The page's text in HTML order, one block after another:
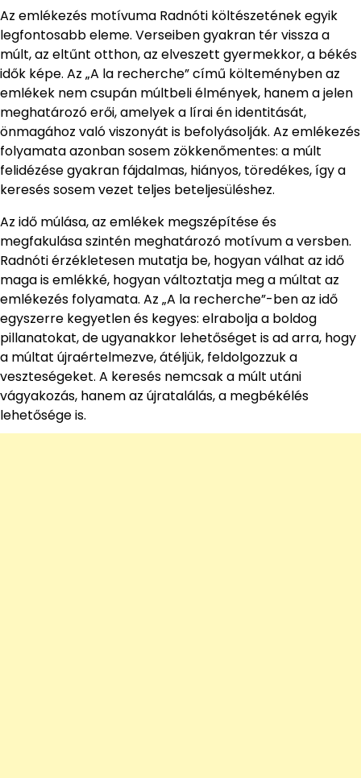
Az emlékezés motívuma Radnóti költészetének egyik
legfontosabb eleme. Verseiben gyakran tér vissza a
múlt, az eltűnt otthon, az elveszett gyermekkor, a békés
idők képe. Az „A la recherche” című költeményben az
emlékek nem csupán múltbeli élmények, hanem a jelen
meghatározó erői, amelyek a lírai én identitását,
önmagához való viszonyát is befolyásolják. Az emlékezés
folyamata azonban sosem zökkenőmentes: a múlt
felidézése gyakran fájdalmas, hiányos, töredékes, így a
keresés sosem vezet teljes beteljesüléshez.
Az idő múlása, az emlékek megszépítése és
megfakulása szintén meghatározó motívum a versben.
Radnóti érzékletesen mutatja be, hogyan válhat az idő
maga is emlékké, hogyan változtatja meg a múltat az
emlékezés folyamata. Az „A la recherche”-ben az idő
egyszerre kegyetlen és kegyes: elrabolja a boldog
pillanatokat, de ugyanakkor lehetőséget is ad arra, hogy
a múltat újraértelmezve, átéljük, feldolgozzuk a
veszteségeket. A keresés nemcsak a múlt utáni
vágyakozás, hanem az újratalálás, a megbékélés
lehetősége is.